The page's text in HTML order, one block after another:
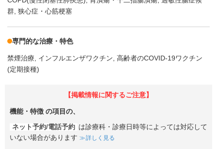
群 狭心症・心筋梗塞
専門的な治療・特色
禁煙治療 インフルエンザワクチン 高齢者のCOVID-19ワクチン
(定期接種)
【掲載情報に関するご注意】
機能・特徴 の項目の、
ネット予約/電話予約 は診療科・診療日時等によっては対応して
いない場合があります
詳しく見る